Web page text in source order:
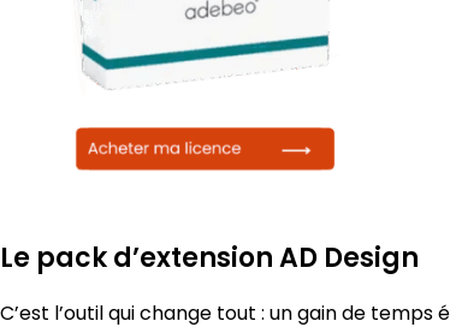
Le pack d’extension AD Design
C’est l’outil qui change tout : un gain de